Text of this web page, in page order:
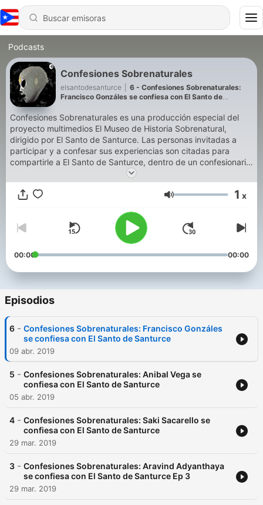
Podcasts
Confesiones Sobrenaturales
elsantodesanturce
6 - Confesiones Sobrenaturales:
Francisco Gonzáles se confiesa con El Santo de
Confesiones Sobrenaturales es una producción especial del
proyecto multimedios El Museo de Historia Sobrenatural,
dirigido por El Santo de Santurce. Las personas invitadas a
participar y a confesar sus experiencias son citadas para
compartirle a El Santo de Santurce, dentro de un confesionario,
historias y anécdotas de gran profundidad espiritual en sus
vidas.
Volumen 1 x
00:00 00:00
Episodios
6 - Confesiones Sobrenaturales: Francisco Gonzáles
se confiesa con El Santo de Santurce
09 abr. 2019
5 - Confesiones Sobrenaturales: Anibal Vega se
confiesa con El Santo de Santurce
05 abr. 2019
4 - Confesiones Sobrenaturales: Saki Sacarello se
confiesa con El Santo de Santurce
29 mar. 2019
3 - Confesiones Sobrenaturales: Aravind Adyanthaya
se confiesa con El Santo de Santurce Ep 3
29 mar. 2019